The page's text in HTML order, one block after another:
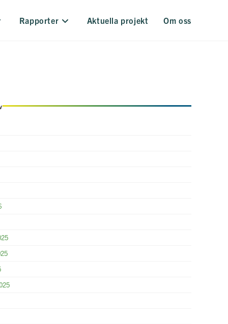
Rapporter Aktuella projekt Om oss